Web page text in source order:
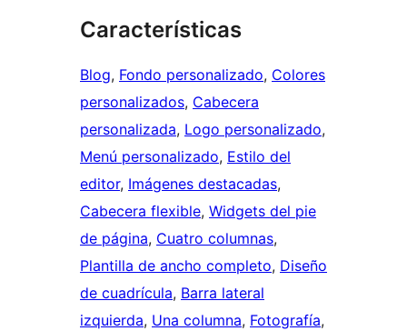
Características
Blog, Fondo personalizado, Colores
personalizados, Cabecera
personalizada, Logo personalizado
Menú personalizado, Estilo del
editor, Imágenes destacadas
Cabecera flexible, Widgets del pie
de página, Cuatro columnas
Plantilla de ancho completo, Diseño
de cuadrícula, Barra lateral
izquierda, Una columna, Fotografía